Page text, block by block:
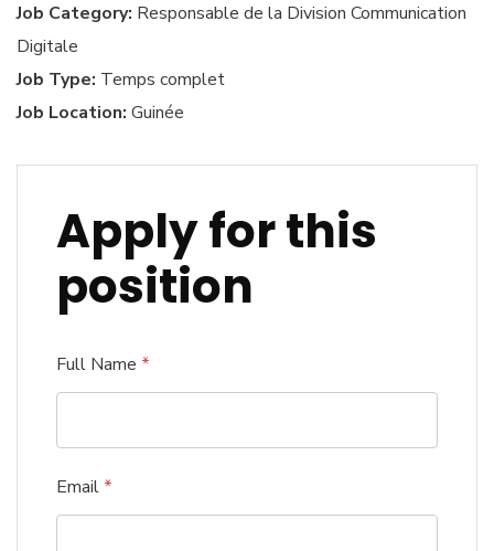
Job Category: Responsable de la Division Communication
Digitale
Job Type: Temps complet
Job Location: Guinée
Apply for this
position
Full Name *
Email *